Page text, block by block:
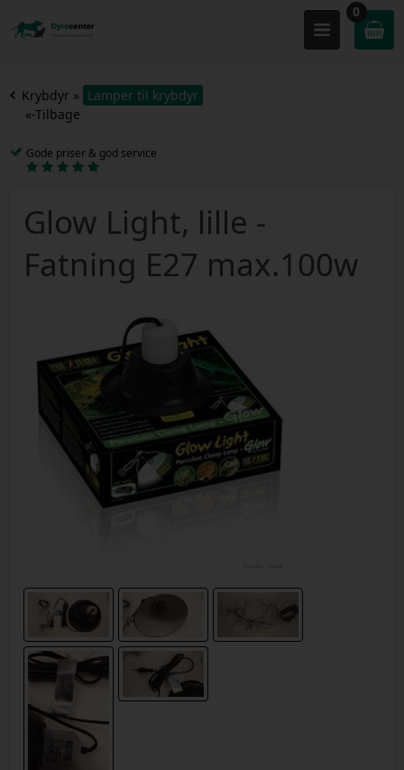
0
Krybdyr » Lamper til krybdyr
«-Tilbage
Gode priser & god service
Glow Light, lille -
Fatning E27 max.100w